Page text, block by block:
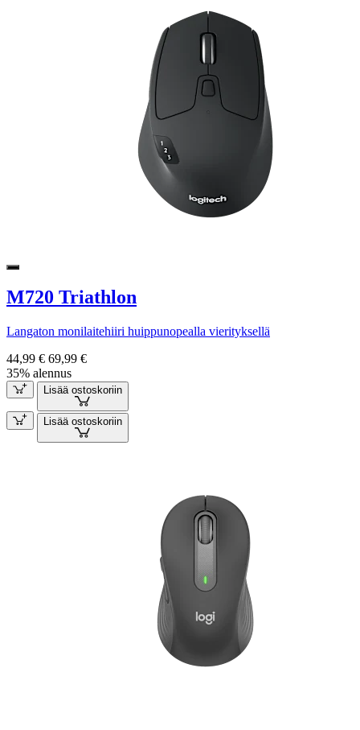
M720 Triathlon
Langaton monilaitehiiri huippunopealla vierityksellä
44,99 € 69,99 €
35% alennus
Lisää ostoskoriin
Lisää ostoskoriin